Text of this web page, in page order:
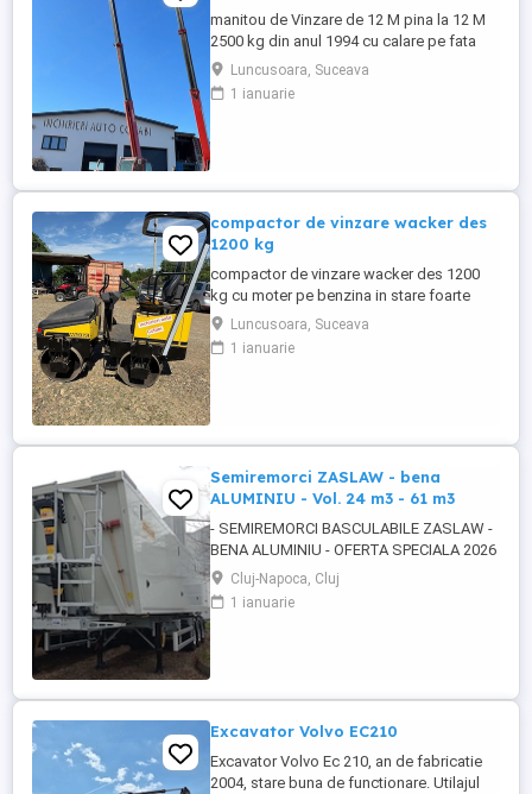
manitou de Vinzare de 12 M pina la 12 M
2500 kg din anul 1994 cu calare pe fata
greutate lui 9500 kg utilajul este in
Luncusoara Jud Suceava in stare buna de
Functionare se vinde doar cu Furci pt
Luncusoara, Suceava
1 ianuarie
compactor de vinzare wacker des
1200 kg
compactor de vinzare wacker des 1200
kg cu moter pe benzina in stare foarte
buna de functionare cu vibratie si apa pt
valurii pentru mai multe detalii pe watzup
darius
Luncusoara, Suceava
1 ianuarie
Semiremorci ZASLAW - bena
ALUMINIU - Vol. 24 m3 - 61 m3
- SEMIREMORCI BASCULABILE ZASLAW -
BENA ALUMINIU - OFERTA SPECIALA 2026
!! - VEHICULE NOI - ( pe stoc SAU în
fabricație ZASLAW - cu termen SCURT de
livrare ) DESCRIERE VEHICULE : -
Cluj-Napoca, Cluj
1 ianuarie
Excavator Volvo EC210
Excavator Volvo Ec 210, an de fabricatie
2004, stare buna de functionare. Utilajul